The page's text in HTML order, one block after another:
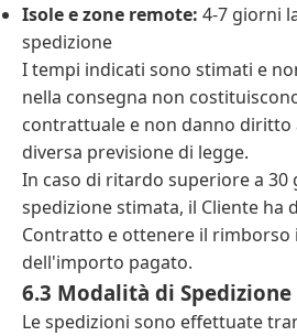
Isole e zone remote: 4-7 giorni
spedizione
I tempi indicati sono stimati e
nella consegna non
contrattuale e non danno diritto
diversa previsione di legge.
In caso di ritardo superiore a 30
spedizione stimata, il Cliente ha
Contratto e ottenere il rimborso
dell'importo pagato.
6.3 Modalità di Spedizione
Le spedizioni sono effettuate